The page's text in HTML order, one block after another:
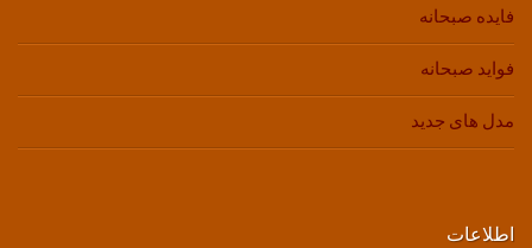
فایده صبحانه
فواید صبحانه
مدل های جدید
اطلاعات